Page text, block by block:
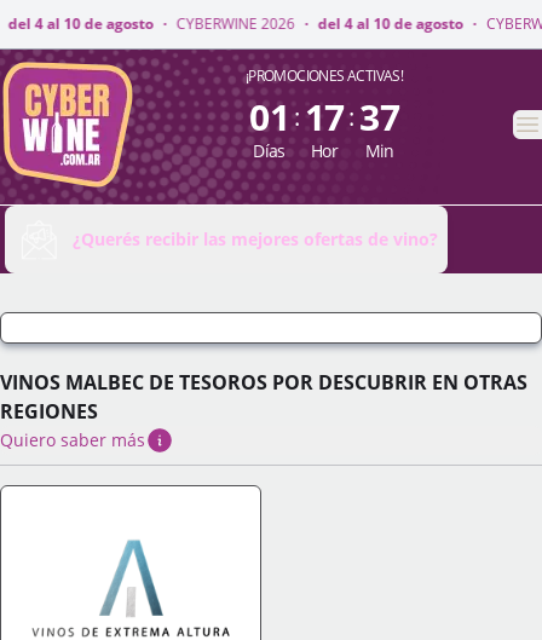
2026 · del 4 al 10 de agosto · CYBERWINE 2026 · del 4 al 10 de
CyberWine ¡PROMOCIONES ACTIVAS!
01
Días
: 17
Hor
: 37
Min
¿Querés recibir las mejores ofertas de vino?
VINOS MALBEC DE TESOROS POR DESCUBRIR EN OTRAS
REGIONES
Quiero saber más